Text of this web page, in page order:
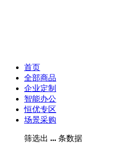
首页
全部商品
企业定制
智能办公
恒优专区
场景采购
筛选出 ... 条数据